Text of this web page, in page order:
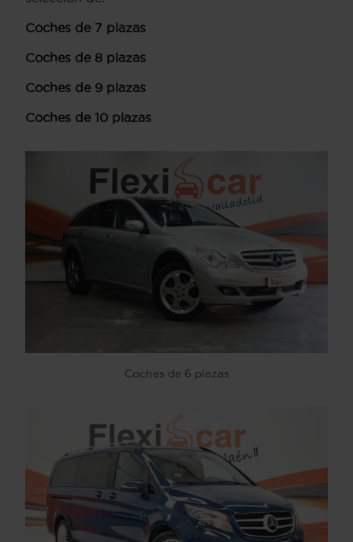
Coches de 7 plazas
Coches de 8 plazas
Coches de 9 plazas
Coches de 10 plazas
Coches de 6 plazas